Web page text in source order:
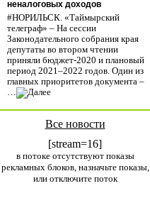
неналоговых доходов
#НОРИЛЬСК. «Таймырский
телеграф» – На сессии
Законодательного собрания края
депутаты во втором чтении
приняли бюджет-2020 и плановый
период 2021–2022 годов. Один из
главных приоритетов документа –
…
Все новости
[stream=16]
в потоке отсутствуют показы
рекламных блоков, назначьте показы,
или отключите поток